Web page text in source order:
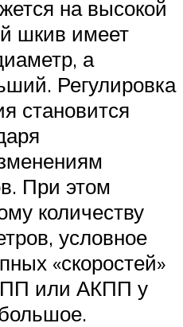
на высокой
шкив имеет
а
Регулировка
становится
При этом
количеству
условное
«скоростей»
или АКПП у